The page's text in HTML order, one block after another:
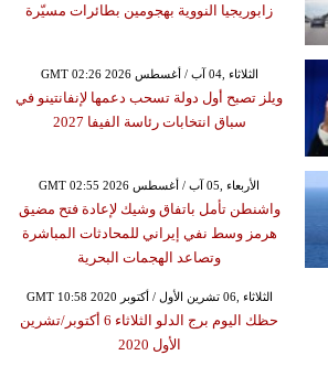
زابوريجيا النووية بهجومين بطائرات مسيّرة
GMT 02:26 2026 الثلاثاء ,04 آب / أغسطس
ويلز تصبح أول دولة تسحب دعمها لإنفانتينو في
سباق انتخابات رئاسة الفيفا 2027
GMT 02:55 2026 الأربعاء ,05 آب / أغسطس
واشنطن تأمل باتفاق وشيك لإعادة فتح مضيق
هرمز وسط نفي إيراني للمحادثات المباشرة
وتصاعد الهجمات البحرية
GMT 10:58 2020 الثلاثاء ,06 تشرين الأول / أكتوبر
حظك اليوم برج الدلو الثلاثاء 6 أكتوبر/تشرين
الأول 2020